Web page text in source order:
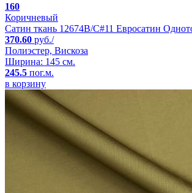
160
Коричневый
Сатин ткань 12674B/C#11 Евросатин
370.60 руб./
Полиэстер, Вискоза
Ширина: 145 см.
245.5 пог.м.
в корзину